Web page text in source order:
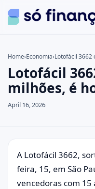
Empréstimos
Investimentos
Search the site
Search for:
Press Enter to search
Home›Economia›Lotofácil 3662
Lotofácil
milhões, é
April 16, 2026
A Lotofácil 3662,
feira, 15, em São
vencedoras com